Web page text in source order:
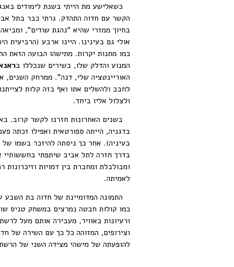
כשאלישע מת הייתי בשנת לימודים
הקשר עם חדוה התהדק. גרתי כבר בתל
בחיוך ממזרי שהיא "נהגת שודים",
אולי גם בעינינו. היינו ארבע (הרביעית
כמו מתנות יקרות. מתישהו הבועה הזאת
המנוע והדלק שלו, בשירים שנכללו ב
האוריינטציה שלי, דנה". ממרחק השנים,
לחבב ולהשלים אתו ואף בזה קלות
ולצלול אליו ביחד.
בשנים האחרונות חזרנו לקשר קרוב.
בדגניה, הייתה ספורטאית ואפילו זכתה
בעיניה). אחר כך ניסתה להיזכר בשמו
בדרך חזרה לתל אביב שיתפתי
ומבולבלת ומחברת בין דמויות
לאמיתה.
התמונה המדומיינת של חדוה בת השבע
כמו קולות חבטה נמרצים במשחק טניס
ורעיונות באוויר, מעבירה אותם מעל
וצירופים, המזוהה כל כך עם השירה של
להופעתה של מישהי מצידה השני של